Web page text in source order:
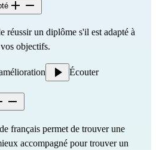
réussir un diplôme s'il est adapté à
objectifs.
Écouter
français permet de trouver une
accompagné pour trouver un